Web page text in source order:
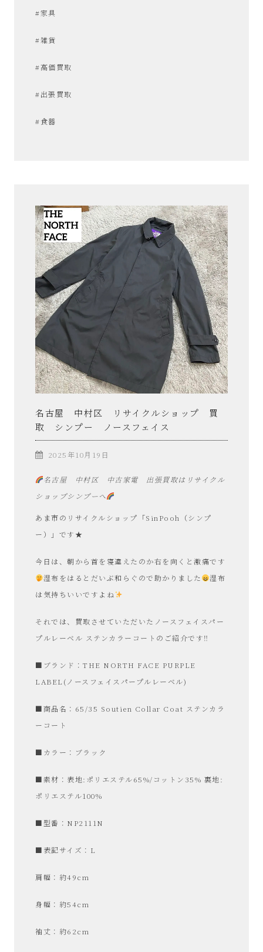
#家具
#雑貨
#高価買取
#出張買取
#食器
名古屋 中村区 リサイクルショップ 買
取 シンプー ノースフェイス
2025年10月19日
名古屋 中村区 中古家電 出張買取はリサイクル
ショップシンプーへ
あま市のリサイクルショップ「SinPooh（シンプ
ー）」です★
今日は、朝から首を寝違えたのか右を向くと激痛です
湿布をはるとだいぶ和らぐので助かりました
湿布
は気持ちいいですよね
それでは、買取させていただいたノースフェイスパー
プルレーベル ステンカラーコートのご紹介です‼︎
■ブランド：THE NORTH FACE PURPLE
LABEL(ノースフェイスパープルレーベル)
■商品名：65/35 Soutien Collar Coat ステンカラ
ーコート
■カラー：ブラック
■素材：表地:ポリエステル65%/コットン35% 裏地:
ポリエステル100%
■型番：NP2111N
■表記サイズ：L
肩幅：約49cm
身幅：約54cm
袖丈：約62cm